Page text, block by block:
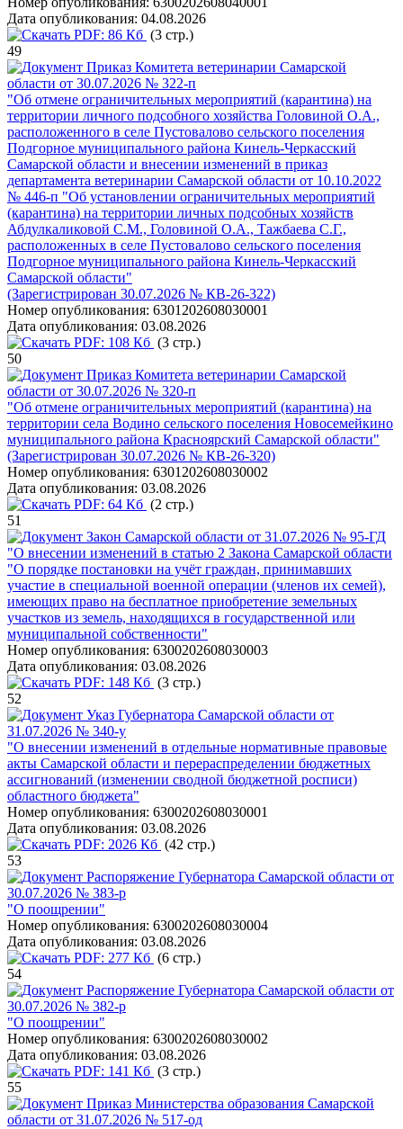
Дата опубликования: 04.08.2026
PDF: 86 Кб (3 стр.)
49
Приказ Комитета ветеринарии Самарской
области от 30.07.2026 № 322-п
"Об отмене ограничительных мероприятий (карантина) на
территории личного подсобного хозяйства Головиной О.А.,
расположенного в селе Пустовалово сельского поселения
Подгорное муниципального района Кинель-Черкасский
Самарской области и внесении изменений в приказ
департамента ветеринарии Самарской области от 10.10.2022
№ 446-п "Об установлении ограничительных мероприятий
(карантина) на территории личных подсобных хозяйств
Абдулкаликовой С.М., Головиной О.А., Тажбаева С.Г.,
расположенных в селе Пустовалово сельского поселения
Подгорное муниципального района Кинель-Черкасский
Самарской области"
(Зарегистрирован 30.07.2026 № КВ-26-322)
Номер опубликования: 6301202608030001
Дата опубликования: 03.08.2026
PDF: 108 Кб (3 стр.)
50
Приказ Комитета ветеринарии Самарской
области от 30.07.2026 № 320-п
"Об отмене ограничительных мероприятий (карантина) на
территории села Водино сельского поселения Новосемейкино
муниципального района Красноярский Самарской области"
(Зарегистрирован 30.07.2026 № КВ-26-320)
Номер опубликования: 6301202608030002
Дата опубликования: 03.08.2026
PDF: 64 Кб (2 стр.)
51
Закон Самарской области от 31.07.2026 № 95-ГД
"О внесении изменений в статью 2 Закона Самарской области
"О порядке постановки на учёт граждан, принимавших
участие в специальной военной операции (членов их семей),
имеющих право на бесплатное приобретение земельных
участков из земель, находящихся в государственной или
муниципальной собственности"
Номер опубликования: 6300202608030003
Дата опубликования: 03.08.2026
PDF: 148 Кб (3 стр.)
52
Указ Губернатора Самарской области от
31.07.2026 № 340-у
"О внесении изменений в отдельные нормативные правовые
акты Самарской области и перераспределении бюджетных
ассигнований (изменении сводной бюджетной росписи)
областного бюджета"
Номер опубликования: 6300202608030001
Дата опубликования: 03.08.2026
PDF: 2026 Кб (42 стр.)
53
Распоряжение Губернатора Самарской области от
30.07.2026 № 383-р
"О поощрении"
Номер опубликования: 6300202608030004
Дата опубликования: 03.08.2026
PDF: 277 Кб (6 стр.)
54
Распоряжение Губернатора Самарской области от
30.07.2026 № 382-р
"О поощрении"
Номер опубликования: 6300202608030002
Дата опубликования: 03.08.2026
PDF: 141 Кб (3 стр.)
55
Приказ Министерства образования Самарской
области от 31.07.2026 № 517-од